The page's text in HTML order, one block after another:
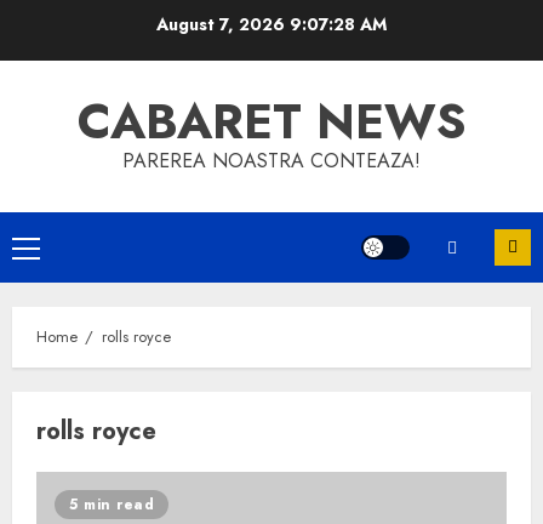
August 7, 2026 9:07:28 AM
CABARET NEWS
PAREREA NOASTRA CONTEAZA!
Primary
Menu
Home rolls royce
rolls royce
5 min read